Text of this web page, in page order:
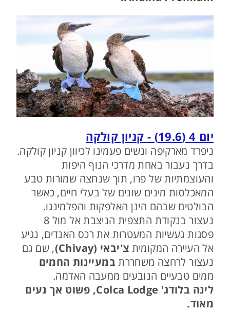
יום 4 (19.6) - קניון קולקה
ניפרד מארקיפה ונשים פעמינו לכיוון קניון קולקה.
בדרך נעבור באחת מדרכי הנוף היפות
והעוצמתיות של פרו, תוך שנחצה שמורות טבע
המאכלסות מינים שונים של בעלי חיים, כאשר
הבולטים שבהם הינן האלפקות והפלמינגו.
נעצור בנקודת התצפית הניצבת אל מול 8
פסגות געשיות המעטרות את רכס האנדים, נגיע
אל העיירה המקומית צ'יבאי (Chivay)
, שם גם
נעצור לרחצה משחררת במעיינות החמים
ממים טבעיים הנובעים ממעבה האדמה.
לינה בלודג' Colca Lodge, פשוט אך נעים
מאוד.